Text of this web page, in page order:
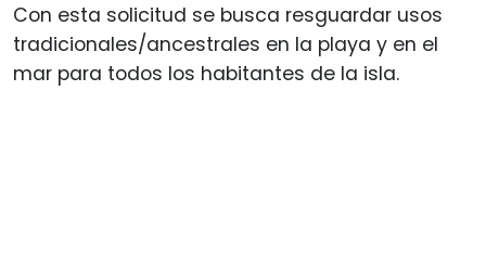
Con esta solicitud se busca resguardar usos
tradicionales/ancestrales en la playa y en el
mar para todos los habitantes de la isla.